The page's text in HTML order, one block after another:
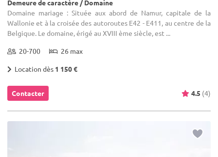
Demeure de caractère / Domaine
Domaine mariage : Située aux abord de Namur, capitale de la
Wallonie et à la croisée des autoroutes E42 - E411, au centre de la
Belgique. Le domaine, érigé au XVIII ème siècle, est ...
20-700 26 max
Location dès 1 150 €
Contacter 4.5 (4)